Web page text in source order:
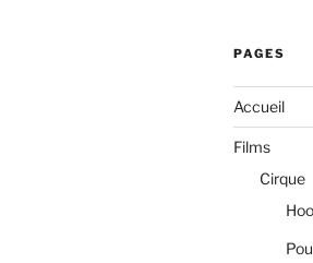
PAGES
Accueil
Films
Cirque